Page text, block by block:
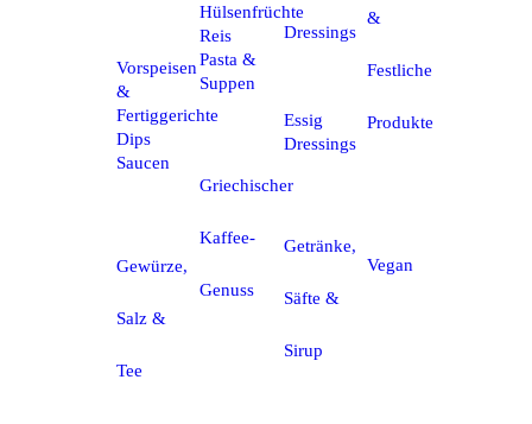
Vorspeisen
&
Fertiggerichte
Dips
Saucen
Gewürze,
Salz &
Tee
Hülsenfrüchte
Reis
Pasta &
Suppen
Griechischer
Kaffee-
Genuss
Dressings
Essig
Dressings
Getränke,
Säfte &
Sirup
&
Festliche
Produkte
Vegan